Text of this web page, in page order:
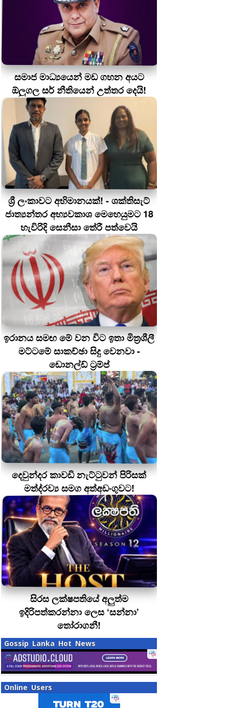
සමාජ මාධ්‍යයෙන් මඩ ගහන අයට
ඕලුගල සර් නීතියෙන් උත්තර දෙයි!
ශ්‍රී ලංකාවට අභිමානයක්! - ශක්තිසැට්
ජාත්‍යන්තර අභ්‍යවකාශ මෙහෙයුමට 18
හැවිරිදි සෙනීසා තේරී පත්වෙයි
ඉරානය සමඟ මේ වන විට ඉතා මිත්‍රශීලී
මට්ටමේ සාකච්ඡා සිදු වෙනවා -
ඩොනල්ඩ් ට්‍රම්ප්
දෙවුන්දර කාවඩි නැට්ටුවන් පිරිසක්
මත්ද‍්‍රව්‍ය සමග අත්අඩංගුවට!
සිරස ලක්ෂපතියේ අලුත්ම
ඉදිරිපත්කරන්නා ලෙස ‘සන්නා’
තෝරාගනී!
Gossip Lanka Hot News
Online Users